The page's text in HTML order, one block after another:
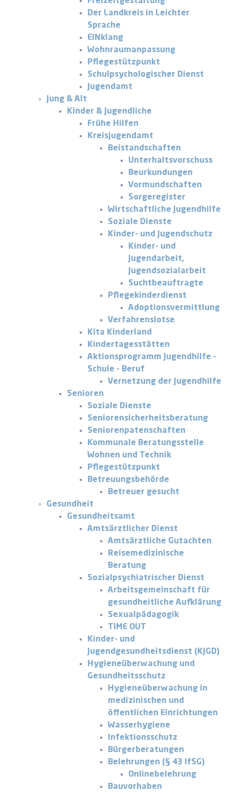
Der Landkreis in Leichter
Sprache
EINklang
Wohnraumanpassung
Pflegestützpunkt
Schulpsychologischer Dienst
Jugendamt
Jung & Alt
Kinder & Jugendliche
Frühe Hilfen
Kreisjugendamt
Beistandschaften
Unterhaltsvorschuss
Beurkundungen
Vormundschaften
Sorgeregister
Wirtschaftliche Jugendhilfe
Soziale Dienste
Kinder- und Jugendschutz
Kinder- und
Jugendarbeit,
Jugendsozialarbeit
Suchtbeauftragte
Pflegekinderdienst
Adoptionsvermittlung
Verfahrenslotse
Kita Kinderland
Kindertagesstätten
Aktionsprogramm Jugendhilfe -
Schule - Beruf
Vernetzung der Jugendhilfe
Senioren
Soziale Dienste
Seniorensicherheitsberatung
Seniorenpatenschaften
Kommunale Beratungsstelle
Wohnen und Technik
Pflegestützpunkt
Betreuungsbehörde
Betreuer gesucht
Gesundheit
Gesundheitsamt
Amtsärztlicher Dienst
Amtsärztliche Gutachten
Reisemedizinische
Beratung
Sozialpsychiatrischer Dienst
Arbeitsgemeinschaft für
gesundheitliche Aufklärung
Sexualpädagogik
TIME OUT
Kinder- und
Jugendgesundheitsdienst (KJGD)
Hygieneüberwachung und
Gesundheitsschutz
Hygieneüberwachung in
medizinischen und
öffentlichen Einrichtungen
Wasserhygiene
Infektionsschutz
Bürgerberatungen
Belehrungen (§ 43 IfSG)
Onlinebelehrung
Bauvorhaben